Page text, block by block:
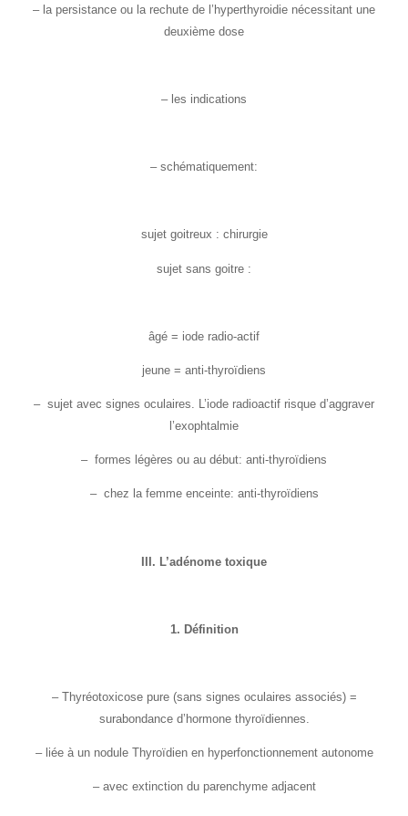
– la persistance ou la rechute de l’hyperthyroidie nécessitant une
deuxième dose
– les indications
– schématiquement:
sujet goitreux : chirurgie
sujet sans goitre :
âgé = iode radio-actif
jeune = anti-thyroïdiens
– sujet avec signes oculaires. L’iode radioactif risque d’aggraver
l’exophtalmie
– formes légères ou au début: anti-thyroïdiens
– chez la femme enceinte: anti-thyroïdiens
III. L’adénome toxique
1. Définition
– Thyréotoxicose pure (sans signes oculaires associés) =
surabondance d’hormone thyroïdiennes.
– liée à un nodule Thyroïdien en hyperfonctionnement autonome
– avec extinction du parenchyme adjacent